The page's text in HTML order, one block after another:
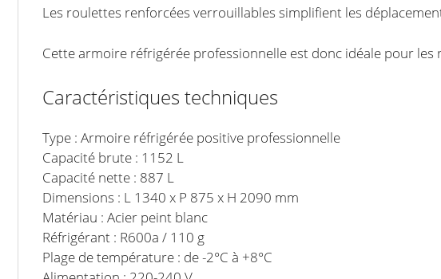
Les roulettes renforcées verrouillables simplifient les
Cette armoire réfrigérée professionnelle est donc idéale pour
Caractéristiques techniques
Type : Armoire réfrigérée positive professionnelle
Capacité brute : 1152 L
Capacité nette : 887 L
Dimensions : L 1340 x P 875 x H 2090 mm
Matériau : Acier peint blanc
Réfrigérant : R600a / 110 g
Plage de température : de -2°C à +8°C